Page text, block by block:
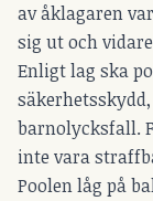
av åklagaren
sig ut och
Enligt lag ska
barnolycksfall.
inte vara
Poolen låg på